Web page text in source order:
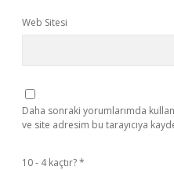
Web Sitesi
Daha sonraki yorumlarımda
ve site adresim bu tarayıcıya
10 - 4 kaçtır?*